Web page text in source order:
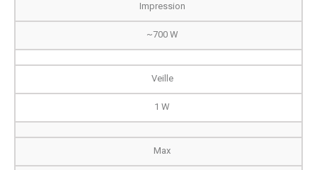
Impression
~700 W
Veille
1 W
Max